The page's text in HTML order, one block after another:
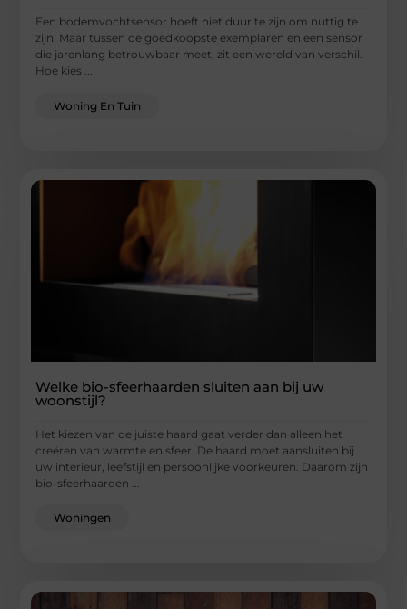
Een bodemvochtsensor hoeft niet duur te zijn om nuttig te
zijn. Maar tussen de goedkoopste exemplaren en een sensor
die jarenlang betrouwbaar meet, zit een wereld van verschil.
Hoe kies ...
Woning En Tuin
Welke bio-sfeerhaarden sluiten aan bij uw
woonstijl?
Het kiezen van de juiste haard gaat verder dan alleen het
creëren van warmte en sfeer. De haard moet aansluiten bij
uw interieur, leefstijl en persoonlijke voorkeuren. Daarom zijn
bio-sfeerhaarden ...
Woningen